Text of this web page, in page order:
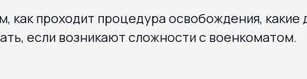
как проходит процедура освобождения,
если возникают сложности с военкоматом.